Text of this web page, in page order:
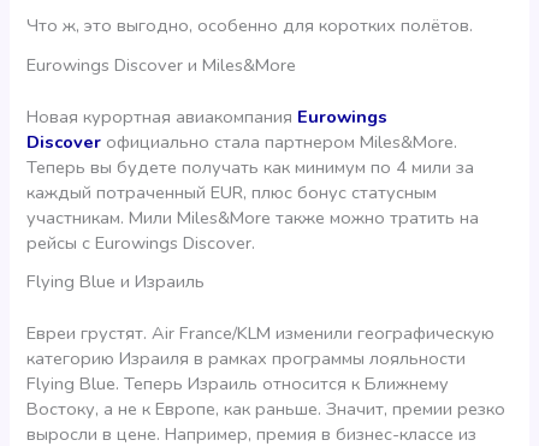
Что ж, это выгодно, особенно для коротких полётов.
Eurowings Discover и Miles&More
Новая курортная авиакомпания Eurowings
Discover официально стала партнером Miles&More.
Теперь вы будете получать как минимум по 4 мили за
каждый потраченный EUR, плюс бонус статусным
участникам. Мили Miles&More также можно тратить на
рейсы с Eurowings Discover.
Flying Blue и Израиль
Евреи грустят. Air France/KLM изменили географическую
категорию Израиля в рамках программы лояльности
Flying Blue. Теперь Израиль относится к Ближнему
Востоку, а не к Европе, как раньше. Значит, премии резко
выросли в цене. Например, премия в бизнес-классе из